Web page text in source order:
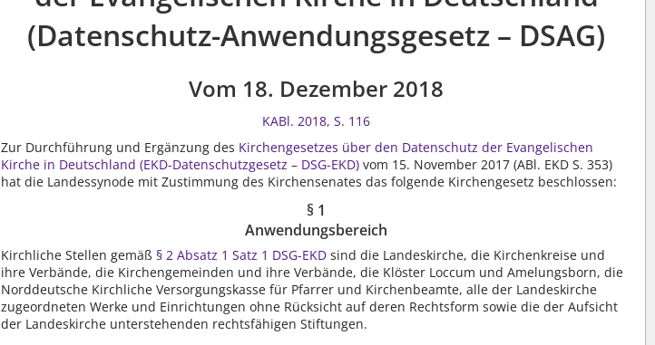
(Datenschutz-Anwendungsgesetz – DSAG)
Vom 18. Dezember 2018
KABl. 2018, S. 116
Zur Durchführung und Ergänzung des Kirchengesetzes über den Datenschutz der Evangelischen
Kirche in Deutschland (EKD-Datenschutzgesetz – DSG-EKD) vom 15. November 2017 (ABl. EKD S. 353)
hat die Landessynode mit Zustimmung des Kirchensenates das folgende Kirchengesetz beschlossen:
§ 1
Anwendungsbereich
Kirchliche Stellen gemäß § 2 Absatz 1 Satz 1 DSG-EKD sind die Landeskirche, die Kirchenkreise und
ihre Verbände, die Kirchengemeinden und ihre Verbände, die Klöster Loccum und Amelungsborn, die
Norddeutsche Kirchliche Versorgungskasse für Pfarrer und Kirchenbeamte, alle der Landeskirche
zugeordneten Werke und Einrichtungen ohne Rücksicht auf deren Rechtsform sowie die der Aufsicht
der Landeskirche unterstehenden rechtsfähigen Stiftungen.